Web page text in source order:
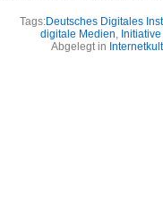
Tags:Deutsches Digitales
digitale Medien,
Abgelegt in